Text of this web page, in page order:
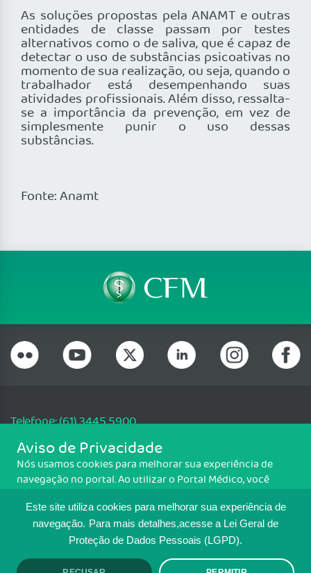
Este site utiliza cookies para melhorar sua experiência de
navegação. Para mais detalhes,acesse a Lei Geral de
Proteção de Dados Pessoais (LGPD).
As soluções propostas pela ANAMT e outras
entidades de classe passam por testes
alternativos como o de saliva, que é capaz de
detectar o uso de substâncias psicoativas no
momento de sua realização, ou seja, quando o
trabalhador está desempenhando suas
atividades profissionais. Além disso, ressalta-
se a importância da prevenção, em vez de
simplesmente punir o uso dessas
substâncias.
Fonte: Anamt
Telefone: (61) 3445 5900
Email: cfm@portalmedico.org.br
SGAS 616, Conjunto D, Lote 115, L2 Sul, Brasília/DF - CEP: 70200-760 -
CNPJ: 33.583.550/0001-30
MAPA DO SITE
TRANSPARÊNCIA E PRESTAÇÃO DE
Aviso de Privacidade
Nós usamos cookies para melhorar sua experiência de
navegação no portal. Ao utilizar o Portal Médico, você
Para ter mais informações sobre como isso é feito, acesse
Política de cookies. Se você concorda, clique em ACEITO.